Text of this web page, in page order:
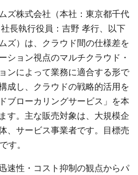
ズ株式会社（本社：東京都千代
長執行役員：吉野 孝行、以下
ズ）は、クラウド間の仕様差を
ション視点のマルチクラウド・
ンによって業務に適合する形で
成し、クラウドの戦略的活用を
ブローカリングサービス」を本
す。主な販売対象は、大規模企
、サービス事業者です。目標売
す。
速性・コスト抑制の観点からパ